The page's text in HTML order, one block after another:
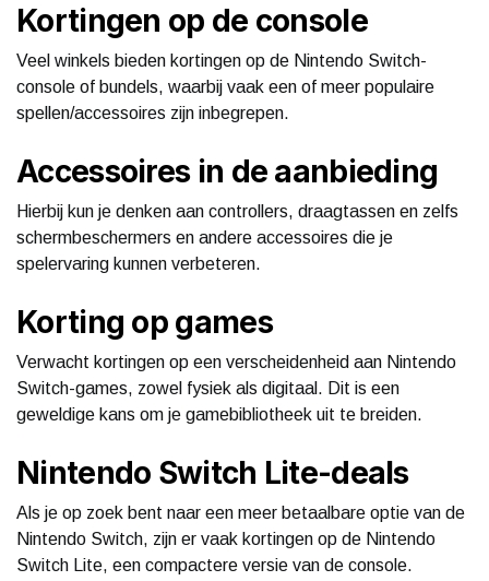
Kortingen op de console
Veel winkels bieden kortingen op de Nintendo Switch-
console of bundels, waarbij vaak een of meer populaire
spellen/accessoires zijn inbegrepen.
Accessoires in de aanbieding
Hierbij kun je denken aan controllers, draagtassen en zelfs
schermbeschermers en andere accessoires die je
spelervaring kunnen verbeteren.
Korting op games
Verwacht kortingen op een verscheidenheid aan Nintendo
Switch-games, zowel fysiek als digitaal. Dit is een
geweldige kans om je gamebibliotheek uit te breiden.
Nintendo Switch Lite-deals
Als je op zoek bent naar een meer betaalbare optie van de
Nintendo Switch, zijn er vaak kortingen op de Nintendo
Switch Lite, een compactere versie van de console.